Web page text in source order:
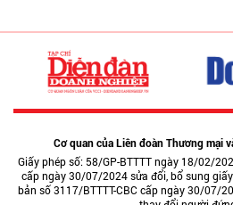
Cơ quan của Liên đoàn Thương mại
Giấy phép số: 58/GP-BTTTT ngày 18/02/
cấp ngày 30/07/2024 sửa đổi, bổ sung
bản số 3117/BTTTT-CBC cấp ngày 30/07/